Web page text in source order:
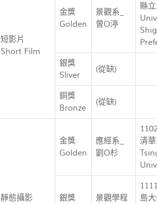
短影片
Short Film
金獎
Golden
景觀系_
曾O渟
縣
銀獎
Sliver
(從缺)
銅獎
Bronze
(從缺)
靜態攝影
金獎
Golden
應經系_
劉O杉
清
銀獎
景觀學程
島